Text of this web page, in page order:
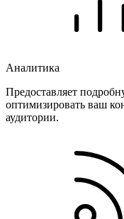
Аналитика
Предоставляет
оптимизировать ваш
аудитории.